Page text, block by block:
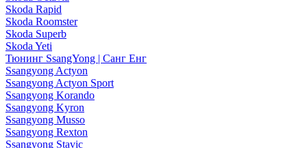
Skoda Rapid
Skoda Roomster
Skoda Superb
Skoda Yeti
Тюнинг SsangYong | Санг Енг
Ssangyong Actyon
Ssangyong Actyon Sport
Ssangyong Korando
Ssangyong Kyron
Ssangyong Musso
Ssangyong Rexton
Ssangyong Stavic